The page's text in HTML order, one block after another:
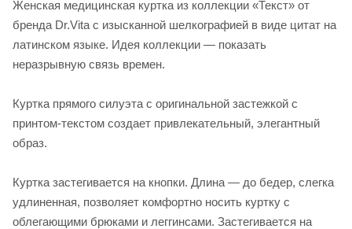
Женская медицинская куртка из коллекции «Текст» от
бренда Dr.Vita с изысканной шелкографией в виде цитат на
латинском языке. Идея коллекции — показать
неразрывную связь времен.
Куртка прямого силуэта с оригинальной застежкой с
принтом-текстом создает привлекательный, элегантный
образ.
Куртка застегивается на кнопки. Длина — до бедер, слегка
удлиненная, позволяет комфортно носить куртку с
облегающими брюками и леггинсами. Застегивается на